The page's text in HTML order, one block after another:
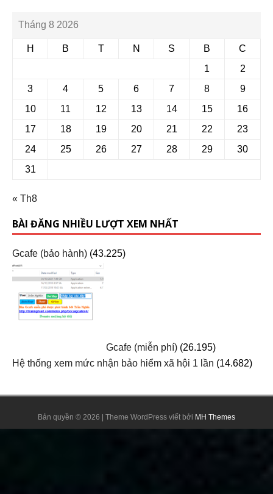
Tháng 8 2026
H B T N S B
C
1
2
3
4 5 6 7 8
9
10
11 12 13 14 15
16
17
18 19 20 21 22
23
24
25 26 27 28 29
30
31
« Th8
BÀI ĐĂNG NHIỀU LƯỢT XEM NHẤT
Gcafe (bảo hành) (43.225)
Gcafe (miễn phí) (26.195)
Hệ thống xem mức nhận bảo hiểm xã hội 1 lần (14.682)
Bản quyền © 2026 | Theme WordPress viết bởi MH Themes